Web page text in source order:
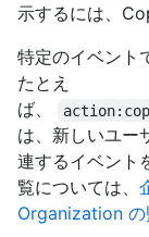
示するには、
特定のイベント
たとえ
ば、
は、新しいユー
連するイベント
覧については、
Organization の